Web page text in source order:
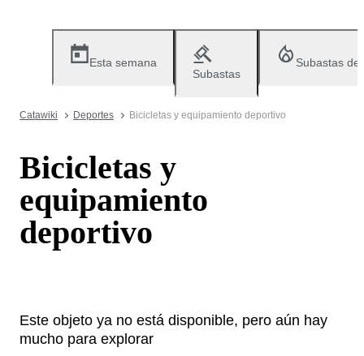
Esta semana
Subastas
Subastas
Catawiki Deportes Bicicletas y equipamiento deportivo
Bicicletas y
equipamiento
deportivo
Este objeto ya no está disponible, pero aún hay
mucho para explorar